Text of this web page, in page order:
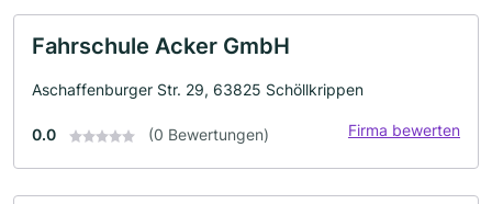
Fahrschule Acker GmbH
Aschaffenburger Str. 29, 63825 Schöllkrippen
0.0 (0 Bewertungen) Firma bewerten